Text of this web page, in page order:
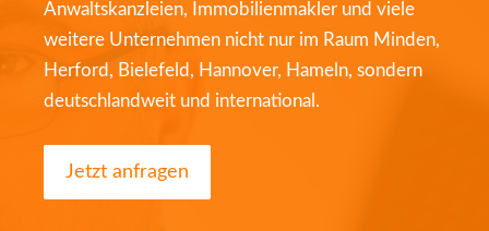
Anwaltskanzleien, Immobilienmakler und viele
weitere Unternehmen nicht nur im Raum Minden,
Herford, Bielefeld, Hannover, Hameln, sondern
deutschlandweit und international.
Jetzt anfragen